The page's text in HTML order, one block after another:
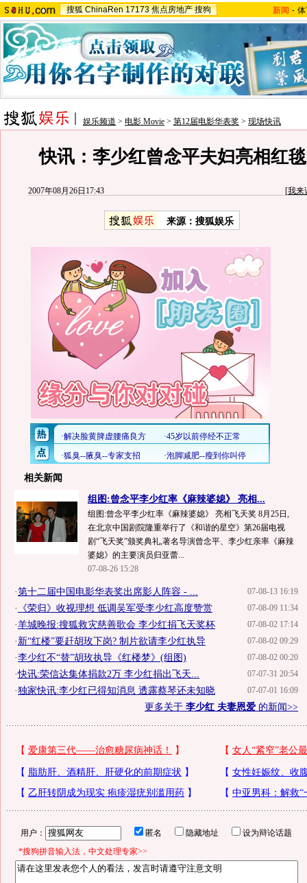
搜狐 ChinaRen 17173 焦点房地产 搜狗 新闻 -
娱乐频道 > 电影 Movie > 第12届电影华表奖 > 现场快讯
快讯：李少红曾念平夫妇亮相红
2007年08月26日17:43 [我来
来源：搜狐娱乐
相关新闻
组图:曾念平李少红率《麻辣婆媳》 亮相...
组图:曾念平李少红率《麻辣婆媳》 亮相飞天奖 8月25日,
在北京中国剧院隆重举行了《和谐的星空》第26届电视
剧“飞天奖”颁奖典礼,著名导演曾念平、李少红亲率《麻辣
婆媳》的主要演员归亚蕾...
07-08-26 15:28
07-08-13 16:19
·第十二届中国电影华表奖出席影人阵容 - ...
07-08-09 11:34
· 《荣归》收视理想 低调吴军受李少红高度赞赏
07-08-02 17:14
·羊城晚报:搜狐救灾慈善歌会 李少红捐飞天奖杯
07-08-02 09:29
·新“红楼”要赶胡玫下岗? 制片欲请李少红执导
07-08-02 00:20
·李少红不“替”胡玫执导《红楼梦》(组图)
07-07-31 20:54
·快讯:荣信达集体捐款2万 李少红捐出飞天...
07-07-01 16:09
·独家快讯:李少红已得知消息 透露蔡琴还未知晓
更多关于 李少红 夫妻恩爱 的新闻>>
用户： 匿名 隐藏地址
设为辩论话题
*搜狗拼音输入法，中文处理专家>>